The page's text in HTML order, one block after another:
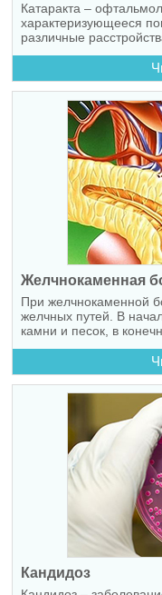
Катаракта –
характеризующееся
различные
Желчнокаменная
При желчнокаменной
желчных путей. В
камни и песок, в
Кандидоз